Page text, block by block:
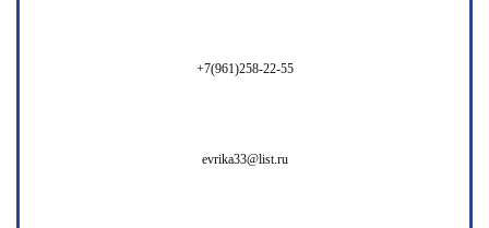
+7(961)258-22-55
evrika33@list.ru